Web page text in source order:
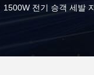
1500W 전기 승객 세발